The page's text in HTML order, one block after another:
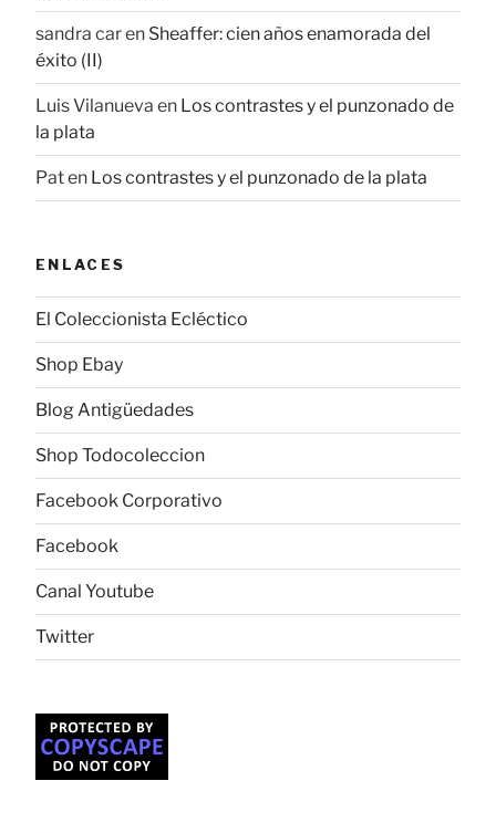
sandra caren Sheaffer: cien años enamorada del
éxito (II)
Luis Vilanueva en Los contrastes y el punzonado de
la plata
Paten Los contrastes y el punzonado de la plata
ENLACES
El Coleccionista Ecléctico
Shop Ebay
Blog Antigüedades
Shop Todocoleccion
Facebook Corporativo
Facebook
Canal Youtube
Twitter